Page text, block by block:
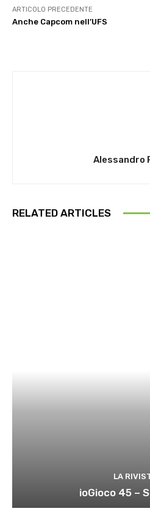
ARTICOLO PRECEDENTE
Anche Capcom nell’UFS
Alessandro
RELATED ARTICLES
LA
ioGioco 45 –